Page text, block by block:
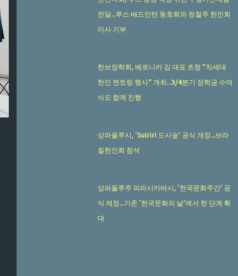
전달...루스 배드민턴 동호회와 정철주 한인회
이사 기부
한브장학회, 베로니카 김 대표 초청 "차세대
한인 멘토링 행사" 개최...3/4분기 장학금 수여
식도 함께 진행
상파울루시, ‘Suiriri 도시숲’ 공식 개장...브라
질한인회 참석
상파울루주 피라시카바시, ‘한국문화주간’ 공
식 제정...기존 ‘한국문화의 날’에서 한 단계 확
대